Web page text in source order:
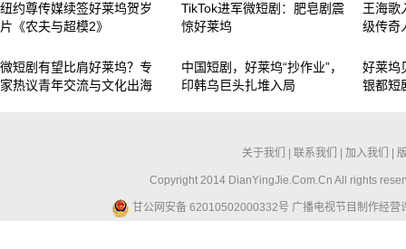
纽约尊传媒续签好莱坞贺岁
片《农夫与超模2》
TikTok进军微短剧：肥皂剧震
惊好莱坞
王海歌
级传奇
微短剧有望比肩好莱坞？专
家热议青年交流与文化出海
中国短剧，好莱坞“抄作业”，
印韩乌巨头扎堆入局
好莱坞
银都短
关于我们 联系我们 加入我们
Copyright 2014 DianYingJie.Com.Cn All rights
甘公网安备 62010502000332号 广播电视节目制作经